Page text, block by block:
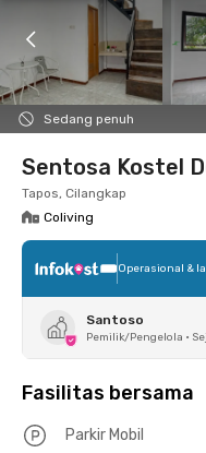
Sedang penuh
7 Agt 26 -
Foto Fasilitas
Sentosa Kostel
Tapos, Cilangkap
Coliving
Operasional &
Santoso
Pemilik/Pengelola •
Fasilitas bersama
Parkir Mobil